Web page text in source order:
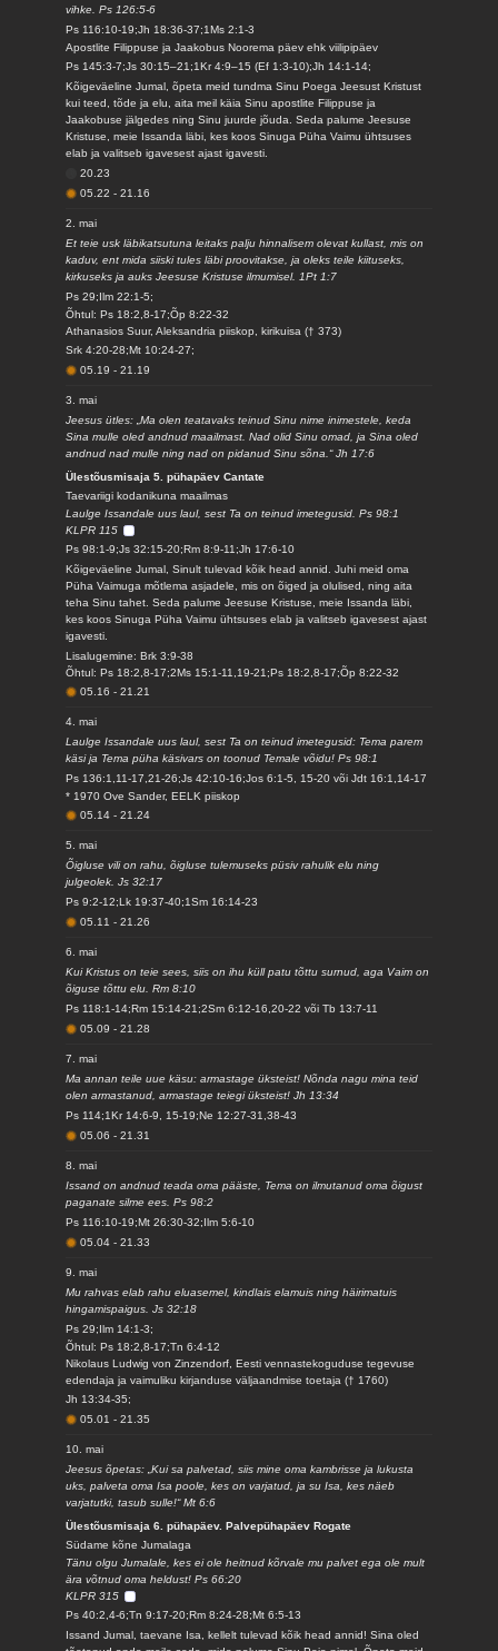
vihke. Ps 126:5-6
Ps 116:10-19;Jh 18:36-37;1Ms 2:1-3
Apostlite Filippuse ja Jaakobus Noorema päev ehk viilipipäev
Ps 145:3-7;Js 30:15–21;1Kr 4:9–15 (Ef 1:3-10);Jh 14:1-14;
Kõigeväeline Jumal, õpeta meid tundma Sinu Poega Jeesust Kristust
kui teed, tõde ja elu, aita meil käia Sinu apostlite Filippuse ja
Jaakobuse jälgedes ning Sinu juurde jõuda. Seda palume Jeesuse
Kristuse, meie Issanda läbi, kes koos Sinuga Püha Vaimu ühtsuses
elab ja valitseb igavesest ajast igavesti.
20.23
05.22-21.16
2. mai
Et teie usk läbikatsutuna leitaks palju hinnalisem olevat kullast, mis on
kaduv, ent mida siiski tules läbi proovitakse, ja oleks teile kiituseks,
kirkuseks ja auks Jeesuse Kristuse ilmumisel. 1Pt 1:7
Ps 29;Ilm 22:1-5;
Õhtul: Ps 18:2,8-17;Õp 8:22-32
Athanasios Suur, Aleksandria piiskop, kirikuisa († 373)
Srk 4:20-28;Mt 10:24-27;
05.19-21.19
3. mai
Jeesus ütles: „Ma olen teatavaks teinud Sinu nime inimestele, keda
Sina mulle oled andnud maailmast. Nad olid Sinu omad, ja Sina oled
andnud nad mulle ning nad on pidanud Sinu sõna.“ Jh 17:6
Ülestõusmisaja 5. pühapäev Cantate
Taevariigi kodanikuna maailmas
Laulge Issandale uus laul, sest Ta on teinud imetegusid. Ps 98:1
KLPR 115
Ps 98:1-9;Js 32:15-20;Rm 8:9-11;Jh 17:6-10
Kõigeväeline Jumal, Sinult tulevad kõik head annid. Juhi meid oma
Püha Vaimuga mõtlema asjadele, mis on õiged ja olulised, ning aita
teha Sinu tahet. Seda palume Jeesuse Kristuse, meie Issanda läbi,
kes koos Sinuga Püha Vaimu ühtsuses elab ja valitseb igavesest ajast
igavesti.
Lisalugemine: Brk 3:9-38
Õhtul: Ps 18:2,8-17;2Ms 15:1-11,19-21;Ps 18:2,8-17;Õp 8:22-32
05.16-21.21
4. mai
Laulge Issandale uus laul, sest Ta on teinud imetegusid: Tema parem
käsi ja Tema püha käsivars on toonud Temale võidu! Ps 98:1
Ps 136:1,11-17,21-26;Js 42:10-16;Jos 6:1-5, 15-20 või Jdt 16:1,14-17
* 1970 Ove Sander, EELK piiskop
05.14-21.24
5. mai
Õigluse vili on rahu, õigluse tulemuseks püsiv rahulik elu ning
julgeolek. Js 32:17
Ps 9:2-12;Lk 19:37-40;1Sm 16:14-23
05.11-21.26
6. mai
Kui Kristus on teie sees, siis on ihu küll patu tõttu surnud, aga Vaim on
õiguse tõttu elu. Rm 8:10
Ps 118:1-14;Rm 15:14-21;2Sm 6:12-16,20-22 või Tb 13:7-11
05.09-21.28
7. mai
Ma annan teile uue käsu: armastage üksteist! Nõnda nagu mina teid
olen armastanud, armastage teiegi üksteist! Jh 13:34
Ps 114;1Kr 14:6-9, 15-19;Ne 12:27-31,38-43
05.06-21.31
8. mai
Issand on andnud teada oma pääste, Tema on ilmutanud oma õigust
paganate silme ees. Ps 98:2
Ps 116:10-19;Mt 26:30-32;Ilm 5:6-10
05.04-21.33
9. mai
Mu rahvas elab rahu eluasemel, kindlais elamuis ning häirimatuis
hingamispaigus. Js 32:18
Ps 29;Ilm 14:1-3;
Õhtul: Ps 18:2,8-17;Tn 6:4-12
Nikolaus Ludwig von Zinzendorf, Eesti vennastekoguduse tegevuse
edendaja ja vaimuliku kirjanduse väljaandmise toetaja († 1760)
Jh 13:34-35;
05.01-21.35
10. mai
Jeesus õpetas: „Kui sa palvetad, siis mine oma kambrisse ja lukusta
uks, palveta oma Isa poole, kes on varjatud, ja su Isa, kes näeb
varjatutki, tasub sulle!“ Mt 6:6
Ülestõusmisaja 6. pühapäev. Palvepühapäev Rogate
Südame kõne Jumalaga
Tänu olgu Jumalale, kes ei ole heitnud kõrvale mu palvet ega ole mult
ära võtnud oma heldust! Ps 66:20
KLPR 315
Ps 40:2,4-6;Tn 9:17-20;Rm 8:24-28;Mt 6:5-13
Issand Jumal, taevane Isa, kellelt tulevad kõik head annid! Sina oled